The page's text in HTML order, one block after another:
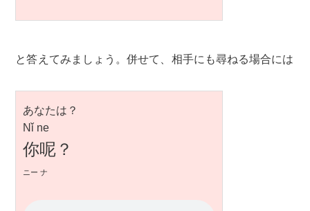
と答えてみましょう。併せて、相手にも尋ねる場合には
あなたは？
Nǐ ne
你呢？
ニー ナ